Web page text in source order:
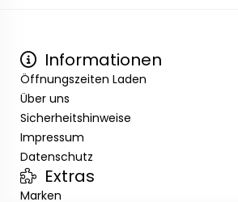
Informationen
Öffnungszeiten Laden
Über uns
Sicherheitshinweise
Impressum
Datenschutz
Extras
Marken